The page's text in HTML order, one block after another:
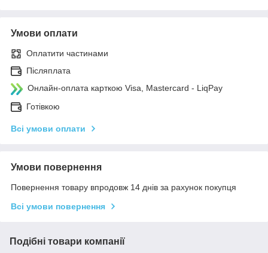
Умови оплати
Оплатити частинами
Післяплата
Онлайн-оплата карткою Visa, Mastercard - LiqPay
Готівкою
Всі умови оплати
Умови повернення
Повернення товару впродовж 14 днів за рахунок покупця
Всі умови повернення
Подібні товари компанії